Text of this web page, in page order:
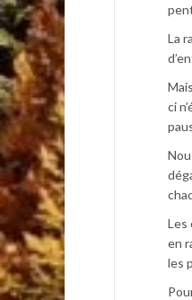
La
ci
Les
en
les